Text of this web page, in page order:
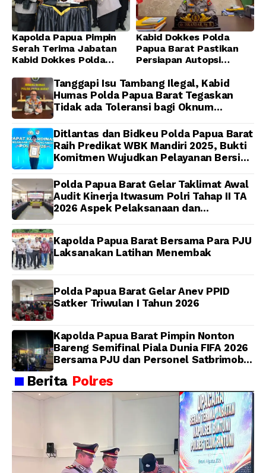
Kapolda Papua Pimpin
Serah Terima Jabatan
Kabid Dokkes Polda
Kabid Dokkes Polda
Papua Barat Pastikan
Persiapan Autopsi
Papua Barat Yanto
Idorway Telah Matang,
Pelaksanaan
Dijadwalkan Kamis
Tanggapi Isu Tambang Ilegal, Kabid
Humas Polda Papua Barat Tegaskan
Tidak ada Toleransi bagi Oknum
Ditlantas dan Bidkeu Polda Papua Barat
Raih Predikat WBK Mandiri 2025, Bukti
Komitmen Wujudkan Pelayanan Bersih
Polda Papua Barat Gelar Taklimat Awal
Audit Kinerja Itwasum Polri Tahap II TA
2026 Aspek Pelaksanaan dan
Kapolda Papua Barat Bersama Para PJU
Laksanakan Latihan Menembak
Polda Papua Barat Gelar Anev PPID
Satker Triwulan I Tahun 2026
Kapolda Papua Barat Pimpin Nonton
Bareng Semifinal Piala Dunia FIFA 2026
Bersama PJU dan Personel Satbrimob
Berita Polres